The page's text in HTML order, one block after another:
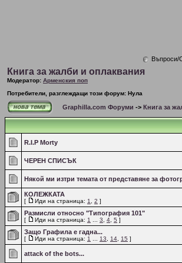
Въпроси/
Книга за жалби и оплаквания
Модератор: Арменския поп
Потребители, разглеждащи този форум: Нула
Graphilla.com Форуми -> Книга за
R.I.P Morty
ЧЕРЕН СПИСЪК
Някой ми изтри темата от представяне за
КОЛЕЖКАТА
[ Иди на страница: 1 2 ]
Размисли относно "Типография 101"
[ Иди на страница: 1 3 4 5 ]
Защо Графила е гадна...
[ Иди на страница: 1 13 14 15 ]
attack of the bots...